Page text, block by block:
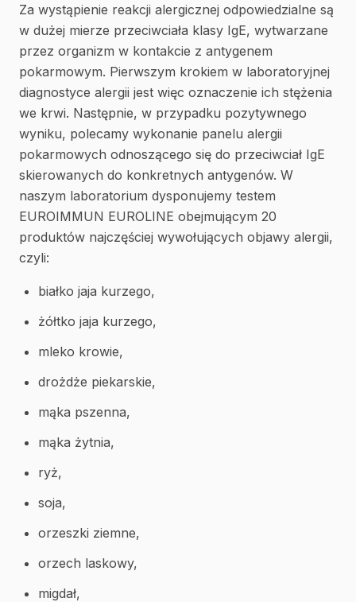
Za wystąpienie reakcji alergicznej odpowiedzialne są
w dużej mierze przeciwciała klasy IgE, wytwarzane
przez organizm w kontakcie z antygenem
pokarmowym. Pierwszym krokiem w laboratoryjnej
diagnostyce alergii jest więc oznaczenie ich stężenia
we krwi. Następnie, w przypadku pozytywnego
wyniku, polecamy wykonanie panelu alergii
pokarmowych odnoszącego się do przeciwciał IgE
skierowanych do konkretnych antygenów. W
naszym laboratorium dysponujemy testem
EUROIMMUN EUROLINE obejmującym 20
produktów najczęściej wywołujących objawy alergii,
czyli:
białko jaja kurzego,
żółtko jaja kurzego,
mleko krowie,
drożdże piekarskie,
mąka pszenna,
mąka żytnia,
ryż,
soja,
orzeszki ziemne,
orzech laskowy,
migdał,